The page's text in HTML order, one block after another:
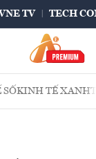
TV TECH
SỐKINH TẾ XANH